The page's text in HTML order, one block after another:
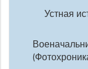
Устная